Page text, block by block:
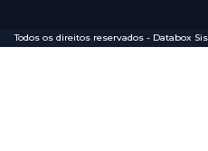
Todos os direitos reservados - Databox